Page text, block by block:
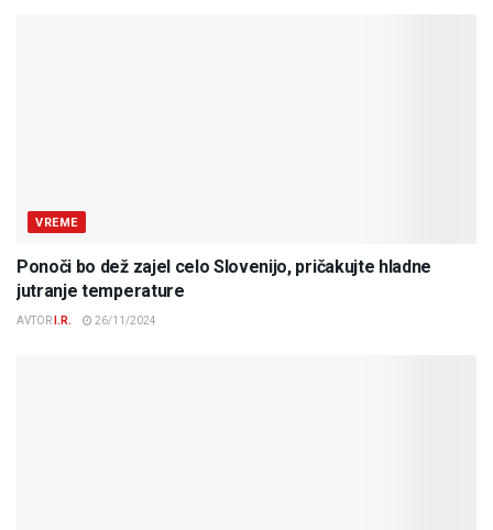
VREME
Ponoči bo dež zajel celo Slovenijo, pričakujte hladne
jutranje temperature
AVTOR I.R. 26/11/2024